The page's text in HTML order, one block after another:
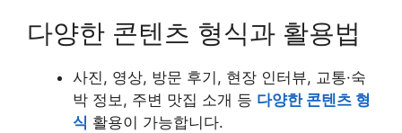
다양한 콘텐츠 형식과 활용법
사진, 영상, 방문 후기, 현장 인터뷰, 교통·숙
박 정보, 주변 맛집 소개 등 다양한 콘텐츠 형
식 활용이 가능합니다.